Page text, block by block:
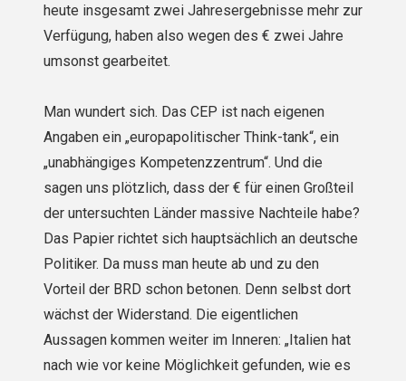
heute insgesamt zwei Jahresergebnisse mehr zur
Verfügung, haben also wegen des € zwei Jahre
umsonst gearbeitet.
Man wundert sich. Das CEP ist nach eigenen
Angaben ein „europapolitischer Think-tank“, ein
„unabhängiges Kompetenzzentrum“. Und die
sagen uns plötzlich, dass der € für einen Großteil
der untersuchten Länder massive Nachteile habe?
Das Papier richtet sich hauptsächlich an deutsche
Politiker. Da muss man heute ab und zu den
Vorteil der BRD schon betonen. Denn selbst dort
wächst der Widerstand. Die eigentlichen
Aussagen kommen weiter im Inneren: „Italien hat
nach wie vor keine Möglichkeit gefunden, wie es